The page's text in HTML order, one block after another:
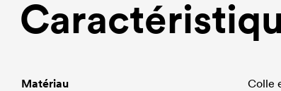
Matériau
Colle